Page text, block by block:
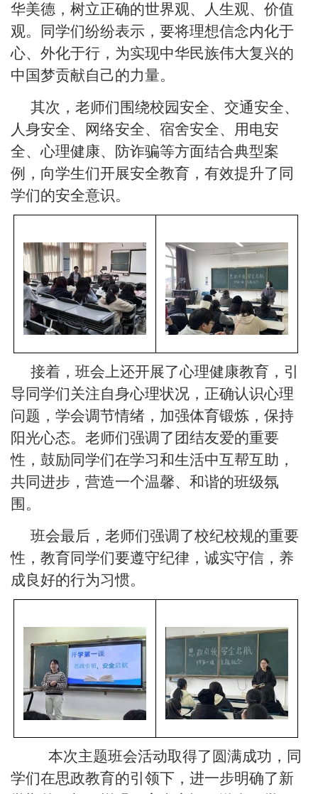
华美德，树立正确的世界观、人生观、价值
观。同学们纷纷表示，要将理想信念内化于
心、外化于行，为实现中华民族伟大复兴的
中国梦贡献自己的力量。
其次，老师们围绕校园安全、交通安全、
人身安全、网络安全、宿舍安全、用电安
全、心理健康、防诈骗等方面结合典型案
例，向学生们开展安全教育，有效提升了同
学们的安全意识。
接着，班会上还开展了心理健康教育，引
导同学们关注自身心理状况，正确认识心理
问题，学会调节情绪，加强体育锻炼，保持
阳光心态。老师们强调了团结友爱的重要
性，鼓励同学们在学习和生活中互帮互助，
共同进步，营造一个温馨、和谐的班级氛
围。
班会最后，老师们强调了校纪校规的重要
性，教育同学们要遵守纪律，诚实守信，养
成良好的行为习惯。
本次主题班会活动取得了圆满成功，同
学们在思政教育的引领下，进一步明确了新